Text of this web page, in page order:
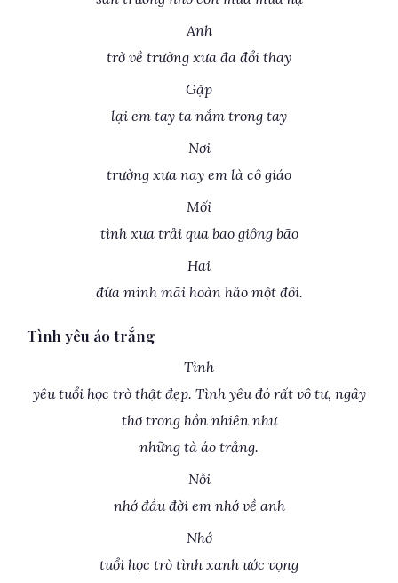
Anh
trở về trường xưa đã đổi thay
Gặp
lại em tay ta nắm trong tay
Nơi
trường xưa nay em là cô giáo
Mối
tình xưa trải qua bao giông bão
Hai
đứa mình mãi hoàn hảo một đôi.
Tình yêu áo trắng
Tình
yêu tuổi học trò thật đẹp. Tình yêu đó rất vô tư, ngây
thơ trong hồn nhiên như
những tà áo trắng.
Nỗi
nhớ đầu đời em nhớ về anh
Nhớ
tuổi học trò tình xanh ước vọng